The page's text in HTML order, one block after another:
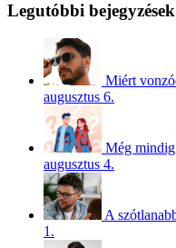
Legutóbbi bejegyzések
Miért
augusztus 6.
Még
augusztus 4.
A
1.